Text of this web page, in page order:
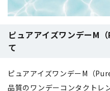
ピュアアイズワンデーM
て
ピュアアイズワンデーM（
品質のワンデーコンタクトレ